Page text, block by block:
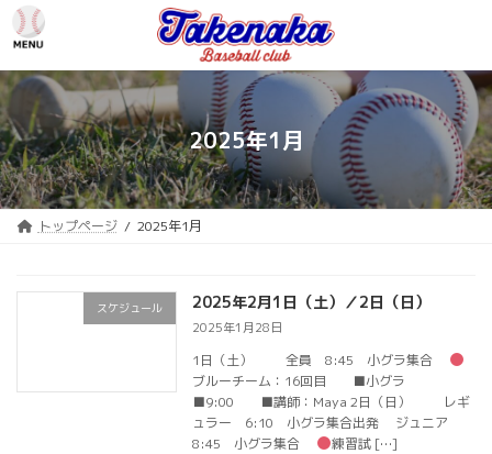
テ
ン
ツ
へ
ス
キ
ッ
プ
ゲ
ー
シ
ョ
ン
に
移
動
2025年1月
トップページ 2025年1月
スケジュール 2025年2月1日（土）／2日（日）
2025年1月28日
1日（土） 全員 8:45 小グラ集合
ブルーチーム：16回目 ■小グラ
■9:00 ■講師：Maya 2日（日） レギ
ュラー 6:10 小グラ集合出発 ジュニア
8:45 小グラ集合
練習試 […]